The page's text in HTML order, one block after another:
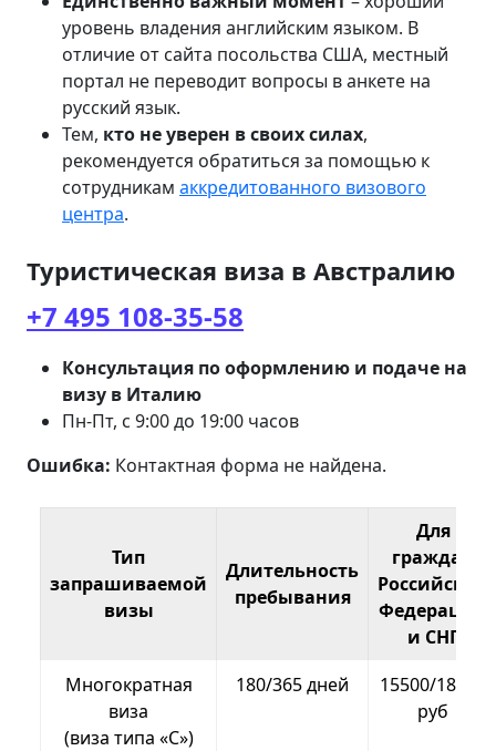
уровень владения английским языком. В
отличие от сайта посольства США, местный
портал не переводит вопросы в анкете на
русский язык.
Тем, кто не уверен в своих силах,
рекомендуется обратиться за помощью к
сотрудникам аккредитованного визового
центра.
Туристическая виза в Австралию
+7 495 108-35-58
Консультация по оформлению и подаче на
визу в Италию
Пн-Пт, с 9:00 до 19:00 часов
Ошибка: Контактная форма не найдена.
Тип
запрашиваемой
визы
Длительность
пребывания
Для
граждан
Российской
Федерации
и СНГ
Многократная
виза
(виза типа «С»)
180/365 дней
15500/18500
руб